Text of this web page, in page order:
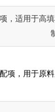
，适用于高
项，用于原